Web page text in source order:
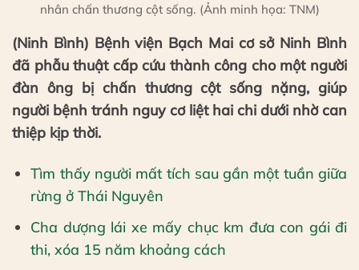
nhân chấn thương cột sống. (Ảnh minh họa: TNM)
(Ninh Bình) Bệnh viện Bạch Mai cơ sở Ninh Bình
đã phẫu thuật cấp cứu thành công cho một người
đàn ông bị chấn thương cột sống nặng, giúp
người bệnh tránh nguy cơ liệt hai chi dưới nhờ can
thiệp kịp thời.
Tìm thấy người mất tích sau gần một tuần giữa
rừng ở Thái Nguyên
Cha dượng lái xe mấy chục km đưa con gái đi
thi, xóa 15 năm khoảng cách